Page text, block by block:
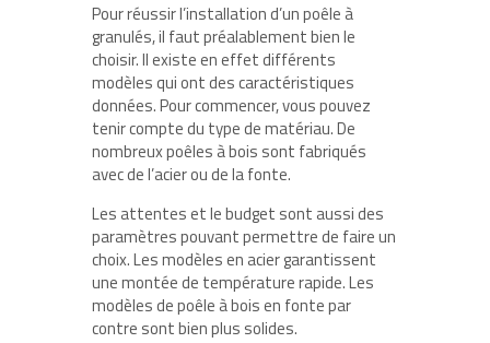
Pour réussir l’installation d’un poêle à
granulés, il faut préalablement bien le
choisir. Il existe en effet différents
modèles qui ont des caractéristiques
données. Pour commencer, vous pouvez
tenir compte du type de matériau. De
nombreux poêles à bois sont fabriqués
avec de l’acier ou de la fonte.
Les attentes et le budget sont aussi des
paramètres pouvant permettre de faire un
choix. Les modèles en acier garantissent
une montée de température rapide. Les
modèles de poêle à bois en fonte par
contre sont bien plus solides.